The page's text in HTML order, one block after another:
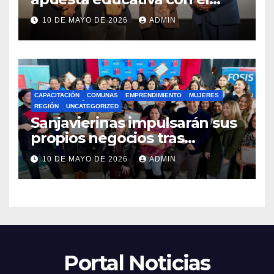
lanzamiento del
Preuniversitario Brotes 2026
10 DE MAYO DE 2026 ADMIN
CAPACITACIÓN COMUNAS EMPRENDIMIENTO
MUJERES
REGIÓN
UNCATEGORIZED
Sanjavierinas impulsarán sus
propios negocios tras
capacitarse junto al FOSIS
10 DE MAYO DE 2026 ADMIN
Portal Noticias